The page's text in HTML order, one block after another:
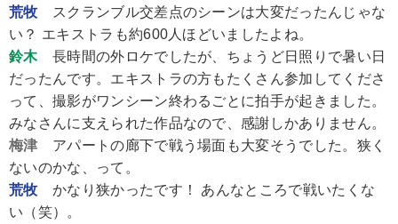
荒牧スクランブル交差点のシーンは大変だったんじゃな
い？ エキストラも約600人ほどいましたよね。
鈴木長時間の外ロケでしたが、ちょうど日照りで暑い日
だったんです。エキストラの方もたくさん参加してくださ
って、撮影がワンシーン終わるごとに拍手が起きました。
みなさんに支えられた作品なので、感謝しかありません。
梅津 アパートの廊下で戦う場面も大変そうでした。狭く
ないのかな、って。
荒牧かなり狭かったです！ あんなところで戦いたくな
い（笑）。